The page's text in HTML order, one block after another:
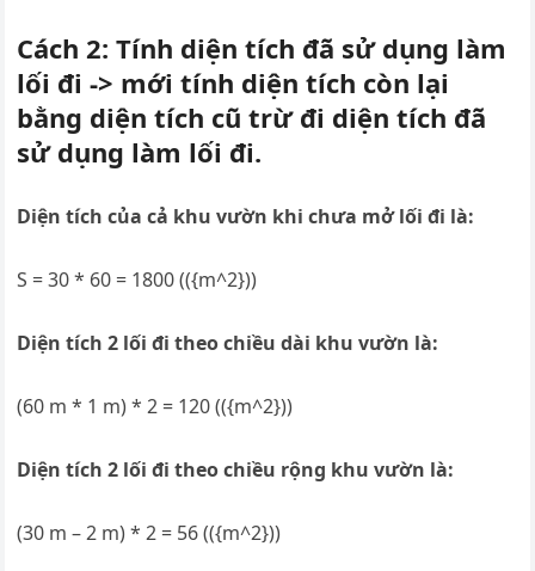
Cách 2: Tính diện tích đã sử dụng làm
lối đi -> mới tính diện tích còn lại
bằng diện tích cũ trừ đi diện tích đã
sử dụng làm lối đi.
Diện tích của cả khu vườn khi chưa mở lối đi là:
S = 30 * 60 = 1800 (({m^2}))
Diện tích 2 lối đi theo chiều dài khu vườn là:
(60 m * 1 m) * 2 = 120 (({m^2}))
Diện tích 2 lối đi theo chiều rộng khu vườn là:
(30 m – 2 m) * 2 = 56 (({m^2}))